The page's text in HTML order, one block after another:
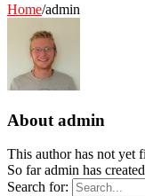
Home/admin
About admin
This author has not yet
So far admin has
Search for: